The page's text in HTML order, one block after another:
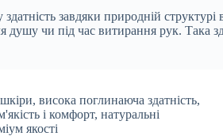
завдяки природній
душу чи під час витирання рук. Така
, висока поглинаюча здатність,
і комфорт, натуральні
якості